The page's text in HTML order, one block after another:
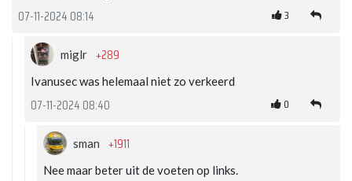
07-11-2024 08:14 3
miglr +289
Ivanusec was helemaal niet zo verkeerd
07-11-2024 08:40 0
sman +1911
Nee maar beter uit de voeten op links.